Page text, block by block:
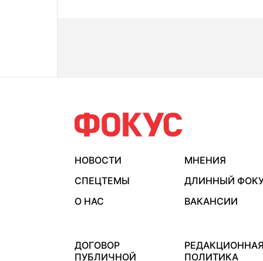
НОВОСТИ
МНЕНИЯ
СПЕЦТЕМЫ
ДЛИННЫЙ
О НАС
ВАКАНСИИ
ДОГОВОР
ПУБЛИЧНОЙ
ПОЛИТИКА